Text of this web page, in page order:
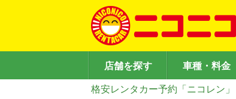
店舗を探す 車種・料金
格安レンタカー予約「ニコレン」